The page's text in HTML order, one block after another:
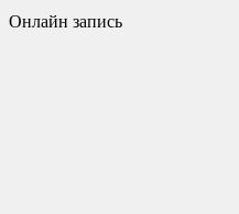
Онлайн запись